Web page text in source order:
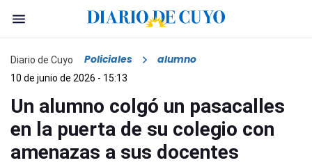
Diario de Cuyo Policiales alumno
10 de junio de 2026 - 15:13
Un alumno colgó un pasacalles
en la puerta de su colegio con
amenazas a sus docentes